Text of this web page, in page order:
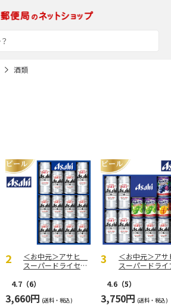
酒類
＜お中元＞アサヒ
スーパードライセッ
4.7 （6）
3,660円 (送料・税込)
＜お中元＞ア
スーパードライ
4.6 （5）
3,750円 (送料・税込)